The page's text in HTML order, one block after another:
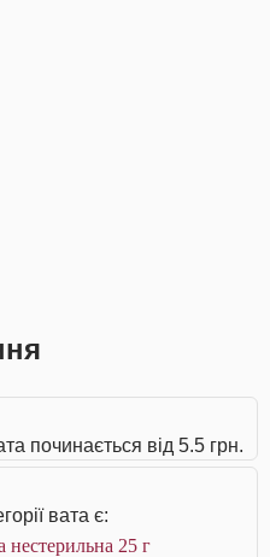
починається від 5.5 грн.
вата є:
нестерильна 25 г